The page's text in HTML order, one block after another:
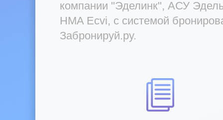
компании "Эделинк", АСУ
HMA Ecvi, с системой
Забронируй.ру.